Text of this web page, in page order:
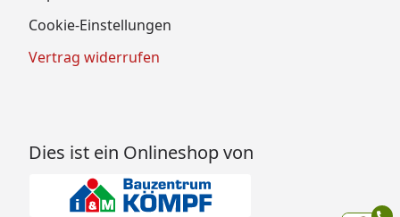
Cookie-Einstellungen
Vertrag widerrufen
Dies ist ein Onlineshop von